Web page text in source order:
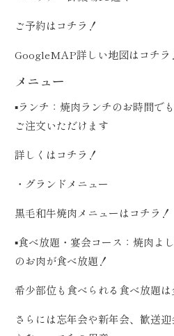
ご予約はコチラ！
GoogleMAP詳しい地図はコチラ
メニュー
▪️ランチ：焼肉ランチのお時間で
ご注文いただけます
詳しくはコチラ！
・グランドメニュー
黒毛和牛焼肉メニューはコチラ！
▪️食べ放題・宴会コース：焼肉よ
のお肉が食べ放題！
希少部位も食べられる食べ放題は
さらには忘年会や新年会、歓送